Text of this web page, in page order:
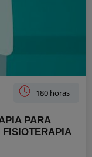
180 horas
PARA